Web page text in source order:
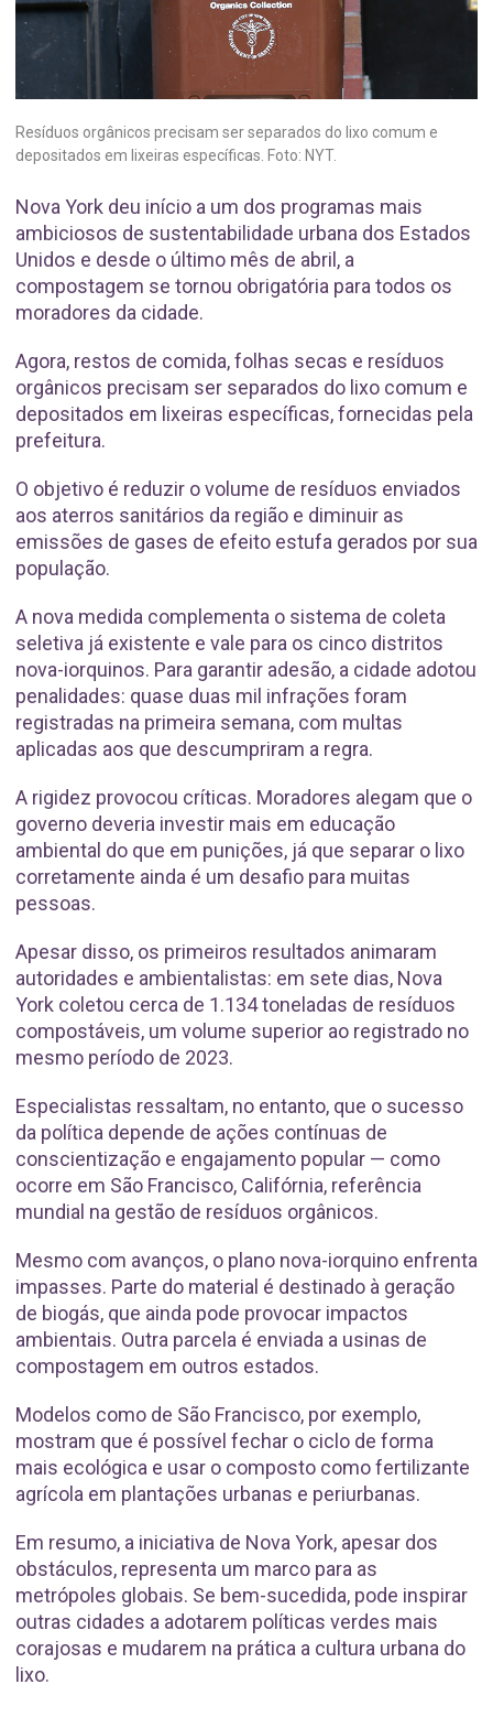
Resíduos orgânicos precisam ser separados do lixo comum e
depositados em lixeiras específicas. Foto: NYT.
Nova York deu início a um dos programas mais
ambiciosos de sustentabilidade urbana dos Estados
Unidos e desde o último mês de abril, a
compostagem se tornou obrigatória para todos os
moradores da cidade.
Agora, restos de comida, folhas secas e resíduos
orgânicos precisam ser separados do lixo comum e
depositados em lixeiras específicas, fornecidas pela
prefeitura.
O objetivo é reduzir o volume de resíduos enviados
aos aterros sanitários da região e diminuir as
emissões de gases de efeito estufa gerados por sua
população.
A nova medida complementa o sistema de coleta
seletiva já existente e vale para os cinco distritos
nova-iorquinos. Para garantir adesão, a cidade adotou
penalidades: quase duas mil infrações foram
registradas na primeira semana, com multas
aplicadas aos que descumpriram a regra.
A rigidez provocou críticas. Moradores alegam que o
governo deveria investir mais em educação
ambiental do que em punições, já que separar o lixo
corretamente ainda é um desafio para muitas
pessoas.
Apesar disso, os primeiros resultados animaram
autoridades e ambientalistas: em sete dias, Nova
York coletou cerca de 1.134 toneladas de resíduos
compostáveis, um volume superior ao registrado no
mesmo período de 2023.
Especialistas ressaltam, no entanto, que o sucesso
da política depende de ações contínuas de
conscientização e engajamento popular — como
ocorre em São Francisco, Califórnia, referência
mundial na gestão de resíduos orgânicos.
Mesmo com avanços, o plano nova-iorquino enfrenta
impasses. Parte do material é destinado à geração
de biogás, que ainda pode provocar impactos
ambientais. Outra parcela é enviada a usinas de
compostagem em outros estados.
Modelos como de São Francisco, por exemplo,
mostram que é possível fechar o ciclo de forma
mais ecológica e usar o composto como fertilizante
agrícola em plantações urbanas e periurbanas.
Em resumo, a iniciativa de Nova York, apesar dos
obstáculos, representa um marco para as
metrópoles globais. Se bem-sucedida, pode inspirar
outras cidades a adotarem políticas verdes mais
corajosas e mudarem na prática a cultura urbana do
lixo.